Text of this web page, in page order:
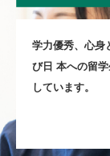
学⼒優秀、⼼⾝
び⽇ 本への留
しています。